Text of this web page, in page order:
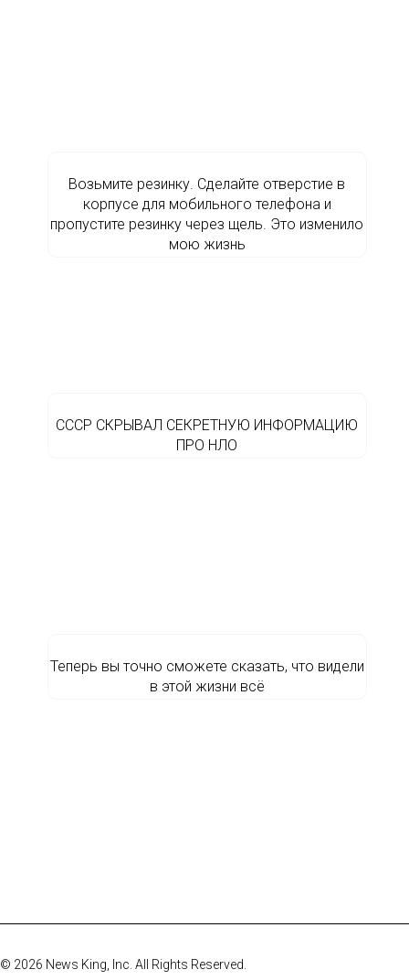
Возьмите резинку. Сделайте отверстие в
корпусе для мобильного телефона и
пропустите резинку через щель. Это изменило
мою жизнь
СССР СКРЫВАЛ СЕКРЕТНУЮ ИНФОРМАЦИЮ
ПРО НЛО
Теперь вы точно сможете сказать, что видели
в этой жизни всё
© 2026 News King, Inc. All Rights Reserved.